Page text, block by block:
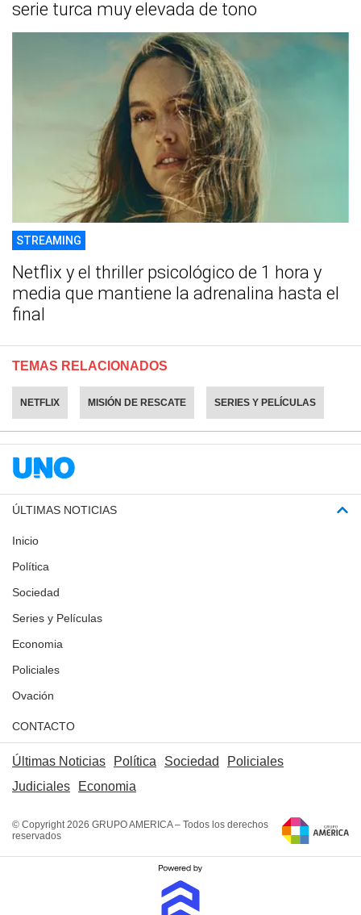
serie turca muy elevada de tono
STREAMING
Netflix y el thriller psicológico de 1 hora y
media que mantiene la adrenalina hasta el
final
TEMAS RELACIONADOS
NETFLIX MISIÓN DE RESCATE SERIES Y PELÍCULAS
ÚLTIMAS NOTICIAS
Inicio
Política
Sociedad
Series y Películas
Economia
Policiales
Ovación
CONTACTO
Últimas Noticias Política Sociedad
Policiales
Judiciales
Economia
© Copyright 2026 GRUPO AMERICA – Todos los derechos
reservados